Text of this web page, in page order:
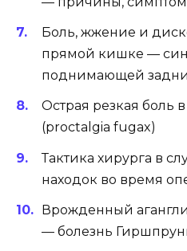
Боль, жжение и
прямой кишке —
поднимающей
Острая резкая боль
(proctalgia fugax)
Тактика хирурга в
находок во время
Врожденный
— болезнь